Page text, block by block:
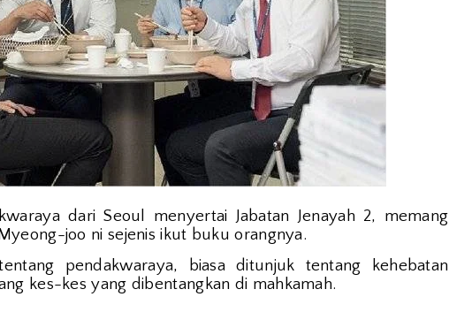
dari Seoul menyertai Jabatan Jenayah 2, memang
joo ni sejenis ikut buku orangnya.
pendakwaraya, biasa ditunjuk tentang kehebatan
kes-kes yang dibentangkan di mahkamah.